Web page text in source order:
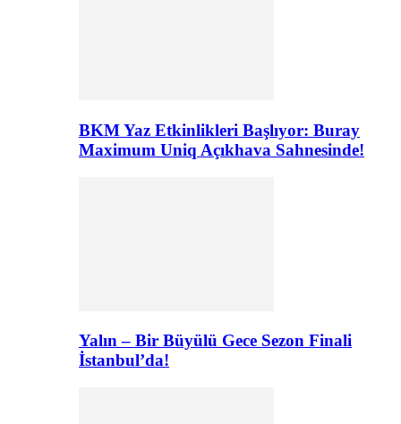
BKM Yaz Etkinlikleri Başlıyor: Buray
Maximum Uniq Açıkhava Sahnesinde!
Yalın – Bir Büyülü Gece Sezon Finali
İstanbul’da!